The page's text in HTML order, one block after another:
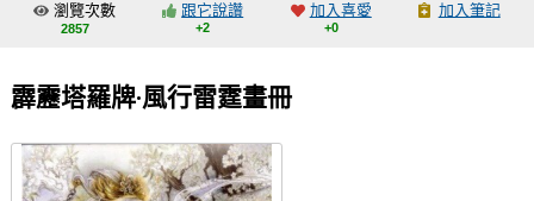
交流中心
會員功能選單
會員中心
註冊會員
瀏覽次數
2857
跟它說讚
+2
加入喜愛
+0
加入筆記
霹靂塔羅牌‧風行雷霆畫冊